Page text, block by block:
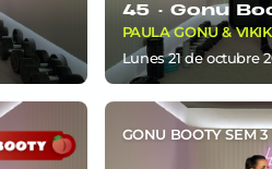
45 ·Gonu
PAULA GONU &
lunes 21deoctubre
GONU BOOTY SEM 3